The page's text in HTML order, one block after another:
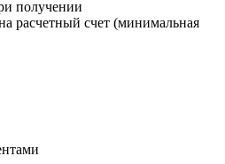
получении
расчетный счет (минимальная